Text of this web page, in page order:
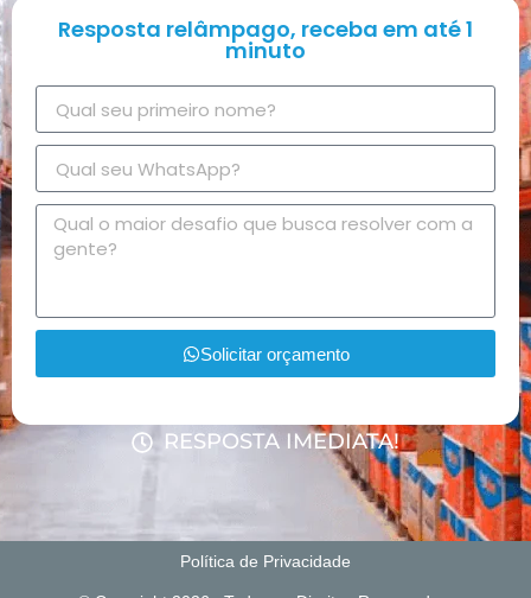
Resposta relâmpago, receba em até 1
minuto
Solicitar orçamento
RESPOSTA IMEDIATA!
Política de Privacidade